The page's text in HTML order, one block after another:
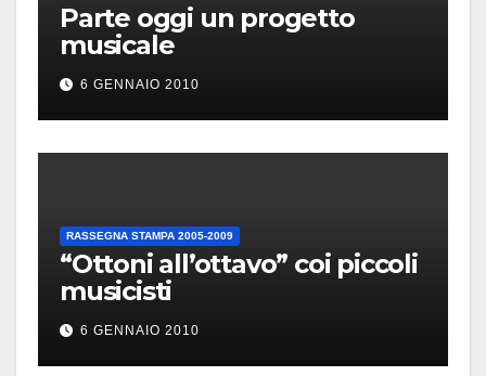
Parte oggi un progetto
musicale
6 GENNAIO 2010
RASSEGNA STAMPA 2005-2009
“Ottoni all’ottavo” coi piccoli
musicisti
6 GENNAIO 2010